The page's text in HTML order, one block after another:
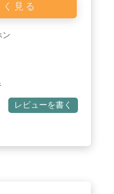
見る
ン
レビューを書く